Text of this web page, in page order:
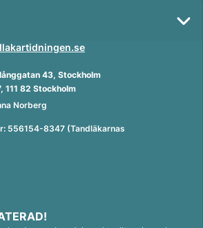
43, Stockholm
111 82 Stockholm
Norberg
556154-8347 (Tandläkarnas